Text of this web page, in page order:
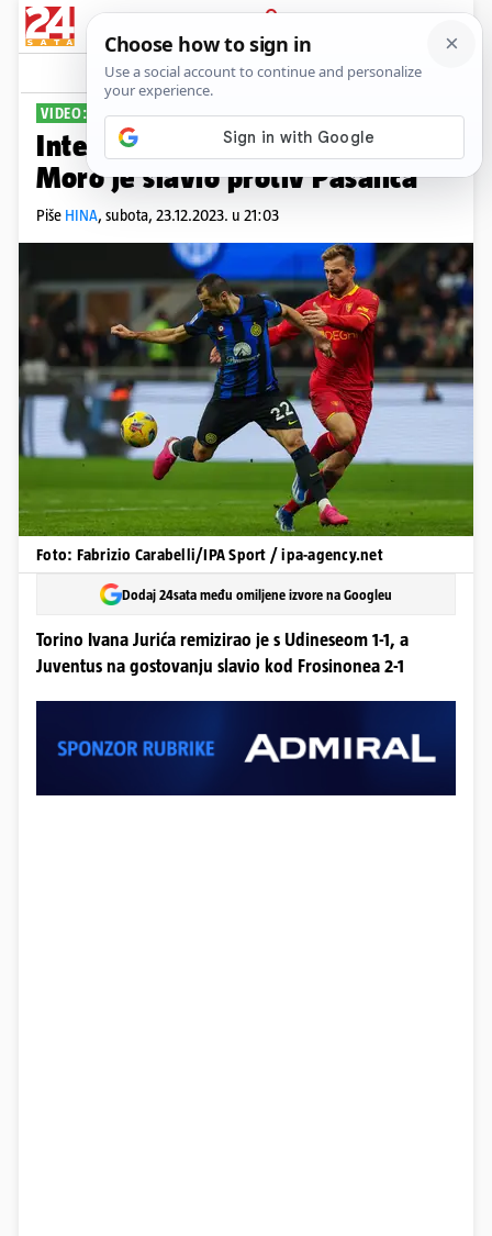
PRIJAVA
Sport Komentari
VIDEO: SERIE A
Inter se odlijepio od Juventusa,
Moro je slavio protiv Pašalića
Piše HINA, subota, 23.12.2023. u 21:03
Foto: Fabrizio Carabelli/IPA Sport / ipa-agency.net
Dodaj 24sata među omiljene izvore na Googleu
Torino Ivana Jurića remizirao je s Udineseom 1-1, a
Juventus na gostovanju slavio kod Frosinonea 2-1